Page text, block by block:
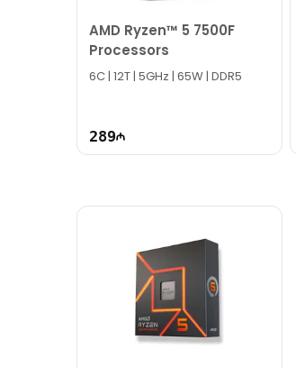
AMD Ryzen™ 5 7500F
Processors
6C | 12T | 5GHz | 65W | DDR5
289